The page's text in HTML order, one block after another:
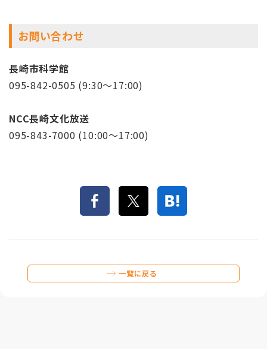
お問い合わせ
長崎市科学館
095-842-0505 (9:30～17:00)
NCC長崎文化放送
095-843-7000 (10:00～17:00)
一覧に戻る